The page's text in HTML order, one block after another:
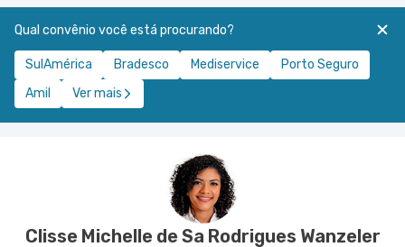
Qual convênio você está procurando?
SulAmérica Bradesco Mediservice
Porto Seguro
Amil
Ver mais
Clisse Michelle de Sa Rodrigues Wanzeler